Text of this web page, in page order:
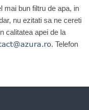
mai bun filtru de apa, in
nu ezitati sa ne cereti
calitatea apei de la
. Telefon